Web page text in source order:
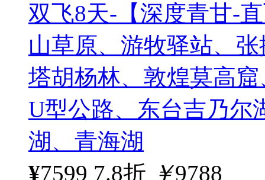
双飞8天-【深度青甘-
山草原、游牧驿站、
塔胡杨林、敦煌莫高
U型公路、东台吉乃尔
湖、青海湖
¥7599 7.8折 ￥9788